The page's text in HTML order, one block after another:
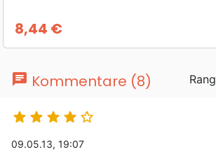
Preis
8,44 €
chat Kommentare (8) Rang
    
09.05.13, 19:07